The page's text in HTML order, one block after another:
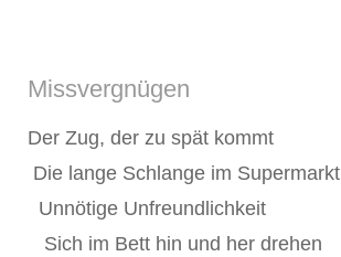
Missvergnügen
Der Zug, der zu spät kommt
Die lange Schlange im Supermarkt
Unnötige Unfreundlichkeit
Sich im Bett hin und her drehen